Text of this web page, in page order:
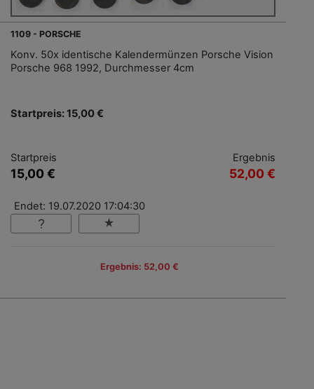
1109 - PORSCHE
Konv. 50x identische Kalendermünzen Porsche Vision
Porsche 968 1992, Durchmesser 4cm
Startpreis: 15,00 €
Startpreis
15,00 €
Ergebnis
52,00 €
Endet: 19.07.2020 17:04:30
Ergebnis: 52,00 €